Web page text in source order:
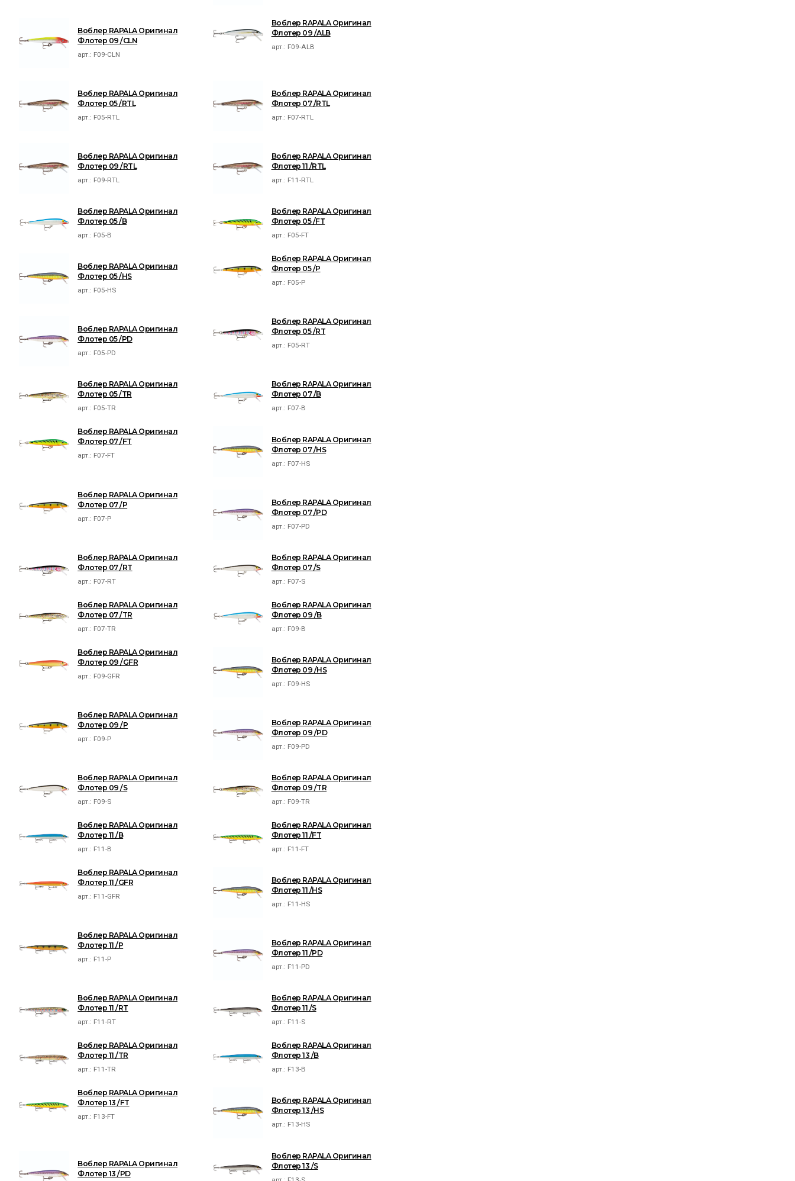
Воблер RAPALA Оригинал
Флотер 09 /CLN
арт.: F09-CLN
Воблер RAPALA Оригинал
Флотер 09 /ALB
арт.: F09-ALB
Воблер RAPALA Оригинал
Флотер 05 /RTL
арт.: F05-RTL
Воблер RAPALA Оригинал
Флотер 07 /RTL
арт.: F07-RTL
Воблер RAPALA Оригинал
Флотер 09 /RTL
арт.: F09-RTL
Воблер RAPALA Оригинал
Флотер 11 /RTL
арт.: F11-RTL
Воблер RAPALA Оригинал
Флотер 05 /B
арт.: F05-B
Воблер RAPALA Оригинал
Флотер 05 /FT
арт.: F05-FT
Воблер RAPALA Оригинал
Флотер 05 /HS
арт.: F05-HS
Воблер RAPALA Оригинал
Флотер 05 /P
арт.: F05-P
Воблер RAPALA Оригинал
Флотер 05 /PD
арт.: F05-PD
Воблер RAPALA Оригинал
Флотер 05 /RT
арт.: F05-RT
Воблер RAPALA Оригинал
Флотер 05 /TR
арт.: F05-TR
Воблер RAPALA Оригинал
Флотер 07 /B
арт.: F07-B
Воблер RAPALA Оригинал
Флотер 07 /FT
арт.: F07-FT
Воблер RAPALA Оригинал
Флотер 07 /HS
арт.: F07-HS
Воблер RAPALA Оригинал
Флотер 07 /P
арт.: F07-P
Воблер RAPALA Оригинал
Флотер 07 /PD
арт.: F07-PD
Воблер RAPALA Оригинал
Флотер 07 /RT
арт.: F07-RT
Воблер RAPALA Оригинал
Флотер 07 /S
арт.: F07-S
Воблер RAPALA Оригинал
Флотер 07 /TR
арт.: F07-TR
Воблер RAPALA Оригинал
Флотер 09 /B
арт.: F09-B
Воблер RAPALA Оригинал
Флотер 09 /GFR
арт.: F09-GFR
Воблер RAPALA Оригинал
Флотер 09 /HS
арт.: F09-HS
Воблер RAPALA Оригинал
Флотер 09 /P
арт.: F09-P
Воблер RAPALA Оригинал
Флотер 09 /PD
арт.: F09-PD
Воблер RAPALA Оригинал
Флотер 09 /S
арт.: F09-S
Воблер RAPALA Оригинал
Флотер 09 /TR
арт.: F09-TR
Воблер RAPALA Оригинал
Флотер 11 /B
арт.: F11-B
Воблер RAPALA Оригинал
Флотер 11 /FT
арт.: F11-FT
Воблер RAPALA Оригинал
Флотер 11 /GFR
арт.: F11-GFR
Воблер RAPALA Оригинал
Флотер 11 /HS
арт.: F11-HS
Воблер RAPALA Оригинал
Флотер 11 /P
арт.: F11-P
Воблер RAPALA Оригинал
Флотер 11 /PD
арт.: F11-PD
Воблер RAPALA Оригинал
Флотер 11 /RT
арт.: F11-RT
Воблер RAPALA Оригинал
Флотер 11 /S
арт.: F11-S
Воблер RAPALA Оригинал
Флотер 11 /TR
арт.: F11-TR
Воблер RAPALA Оригинал
Флотер 13 /B
арт.: F13-B
Воблер RAPALA Оригинал
Флотер 13 /FT
арт.: F13-FT
Воблер RAPALA Оригинал
Флотер 13 /HS
арт.: F13-HS
Воблер RAPALA Оригинал
Флотер 13 /PD
Воблер RAPALA Оригинал
Флотер 13 /S